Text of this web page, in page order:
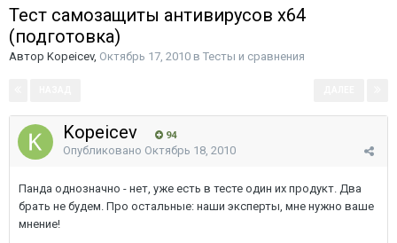
Тест самозащиты антивирусов x64
(подготовка)
Автор Kopeicev, Октябрь 17, 2010 в Тесты и сравнения
Kopeicev 94
Опубликовано Октябрь 18, 2010
Панда однозначно - нет, уже есть в тесте один их продукт. Два
брать не будем. Про остальные: наши эксперты, мне нужно ваше
мнение!